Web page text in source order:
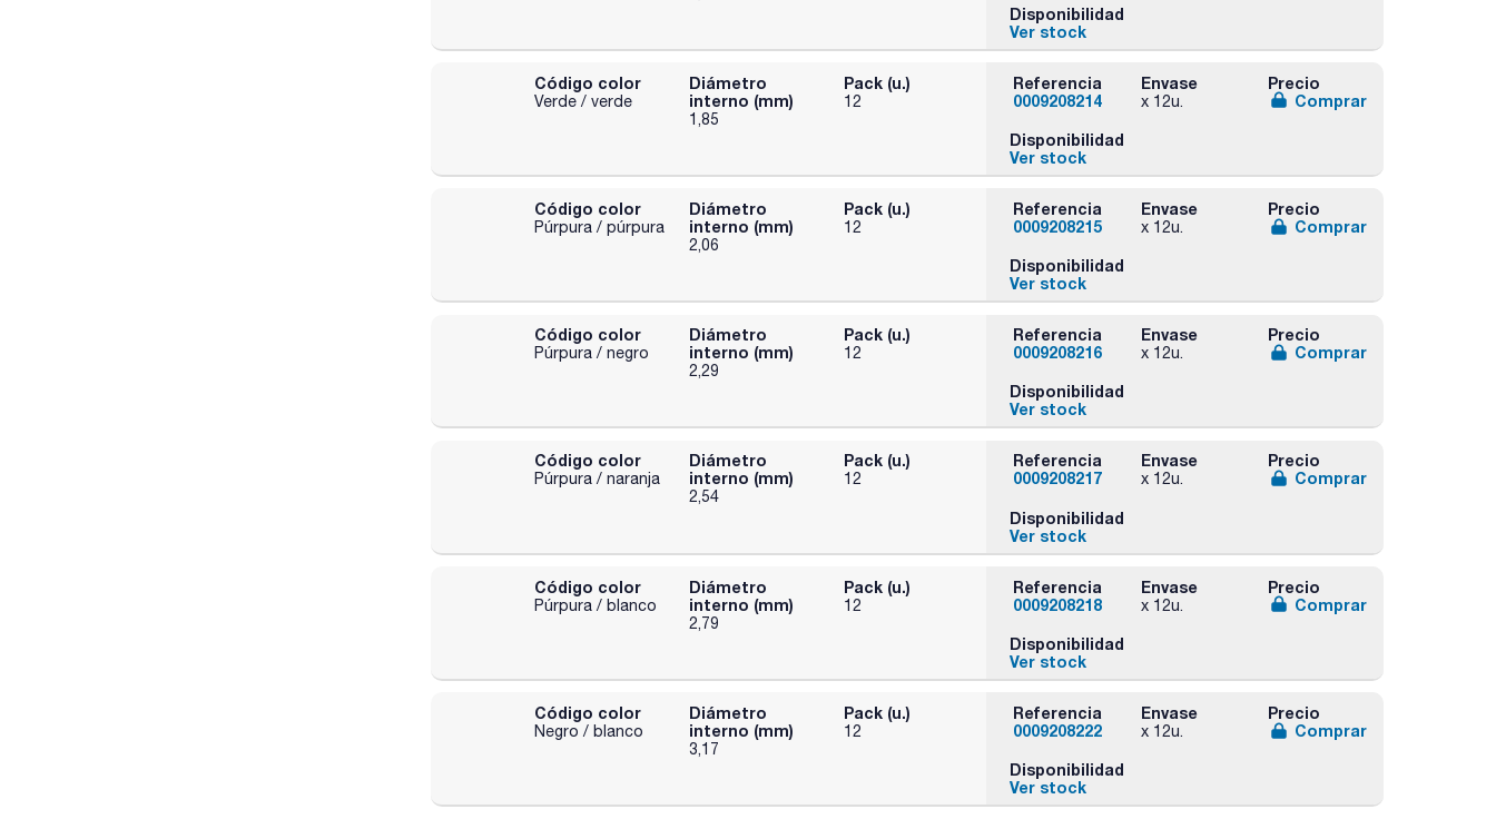
Disponibilidad
Ver stock
Código color
Verde / verde
Diámetro
interno (mm)
1,85
Pack (u.)
12
Referencia
0009208214
Envase
x 12u.
Precio
Comprar
Disponibilidad
Ver stock
Código color
Púrpura / púrpura
Diámetro
interno (mm)
2,06
Pack (u.)
12
Referencia
0009208215
Envase
x 12u.
Precio
Comprar
Disponibilidad
Ver stock
Código color
Púrpura / negro
Diámetro
interno (mm)
2,29
Pack (u.)
12
Referencia
0009208216
Envase
x 12u.
Precio
Comprar
Disponibilidad
Ver stock
Código color
Púrpura / naranja
Diámetro
interno (mm)
2,54
Pack (u.)
12
Referencia
0009208217
Envase
x 12u.
Precio
Comprar
Disponibilidad
Ver stock
Código color
Púrpura / blanco
Diámetro
interno (mm)
2,79
Pack (u.)
12
Referencia
0009208218
Envase
x 12u.
Precio
Comprar
Disponibilidad
Ver stock
Código color
Negro / blanco
Diámetro
interno (mm)
3,17
Pack (u.)
12
Referencia
0009208222
Envase
x 12u.
Precio
Comprar
Disponibilidad
Ver stock